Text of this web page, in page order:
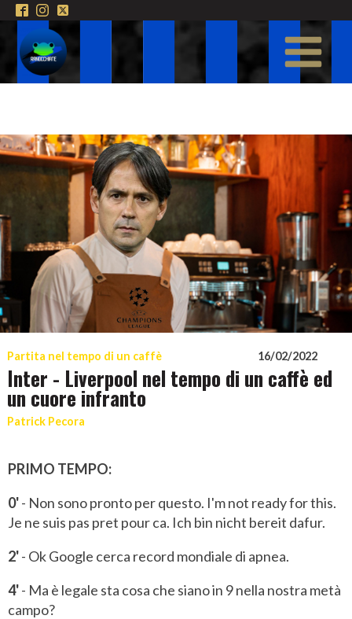
Partita nel tempo di un caffè 16/02/2022
Inter - Liverpool nel tempo di un caffè ed
un cuore infranto
Patrick Pecora
PRIMO TEMPO:
0'- Non sono pronto per questo. I'm not ready for this.
Je ne suis pas pret pour ca. Ich bin nicht bereit dafur.
2'- Ok Google cerca record mondiale di apnea.
4'- Ma è legale sta cosa che siano in 9 nella nostra metà
campo?